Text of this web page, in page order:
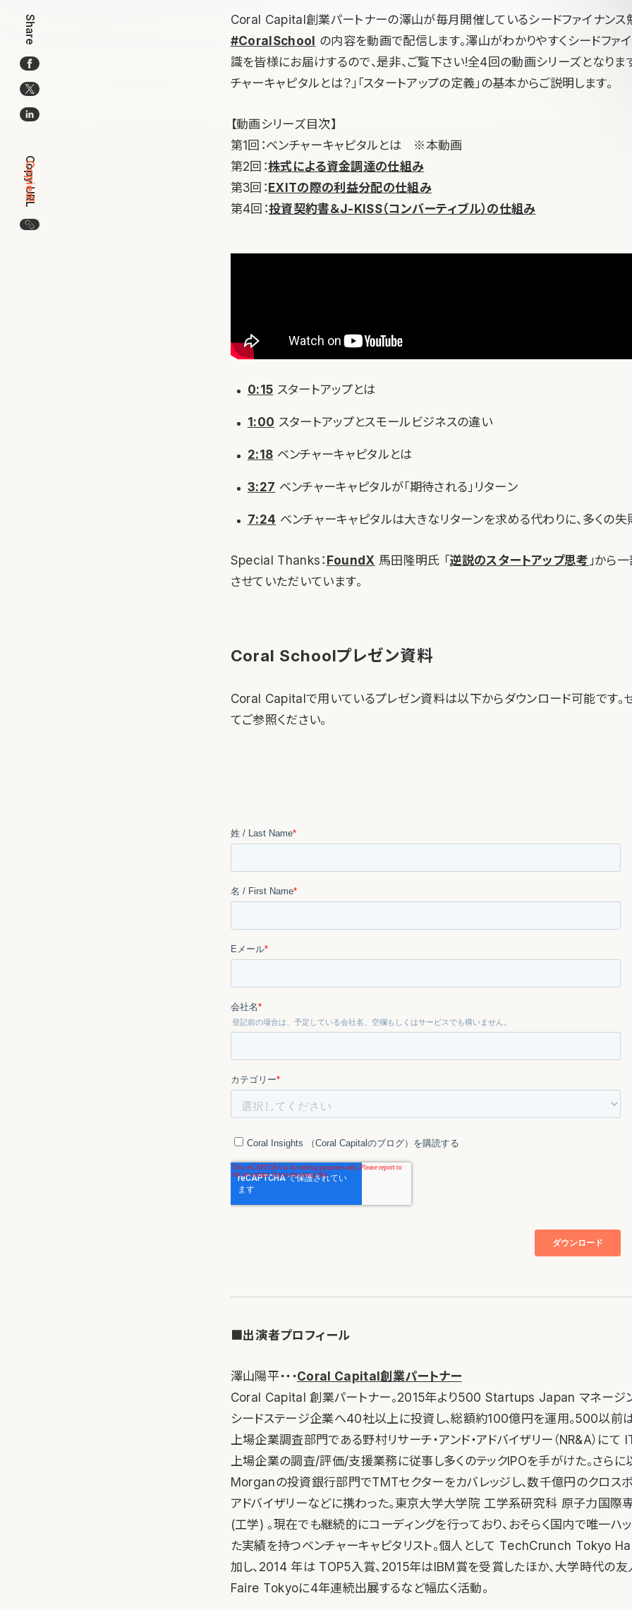
Share
Copy URL
Copied!
この記事のURLをコピー
Coral Capital創業パートナーの澤山が毎月開催しているシードファイナンス
#CoralSchool の内容を動画で配信します。澤山がわかりやすくシードファ
識を皆様にお届けするので、是非、ご覧下さい!全4回の動画シリーズとなりま
チャーキャピタルとは？」「スタートアップの定義」の基本からご説明します。
【動画シリーズ目次】
第1回：ベンチャーキャピタルとは ※本動画
第2回：株式による資金調達の仕組み
第3回：EXITの際の利益分配の仕組み
第4回：投資契約書＆J-KISS（コンバーティブル）の仕組み
0:15 スタートアップとは
1:00 スタートアップとスモールビジネスの違い
2:18 ベンチャーキャピタルとは
3:27 ベンチャーキャピタルが「期待される」リターン
7:24 ベンチャーキャピタルは大きなリターンを求める代わりに、多くの
Special Thanks：FoundX 馬田隆明氏 「逆説のスタートアップ思考 」から
させていただいています。
Coral Schoolプレゼン資料
Coral Capitalで用いているプレゼン資料は以下からダウンロード可能です。
てご参照ください。
■出演者プロフィール
澤山陽平・・・Coral Capital創業パートナー
Coral Capital 創業パートナー。2015年より500 Startups Japan マネージン
シードステージ企業へ40社以上に投資し、総額約100億円を運用。500以前
上場企業調査部門である野村リサーチ・アンド・アドバイザリー（NR&A）にて
上場企業の調査/評価/支援業務に従事し多くのテックIPOを手がけた。さら
Morganの投資銀行部門でTMTセクターをカバレッジし、数千億円のクロス
アドバイザリーなどに携わった。東京大学大学院 工学系研究科 原子力国際
(工学) 。現在でも継続的にコーディングを行っており、おそらく国内で唯一ハ
た実績を持つベンチャーキャピタリスト。個人として TechCrunch Tokyo
加し、2014 年は TOP5入賞、2015年はIBM賞を受賞したほか、大学時代の
Faire Tokyoに4年連続出展するなど幅広く活動。